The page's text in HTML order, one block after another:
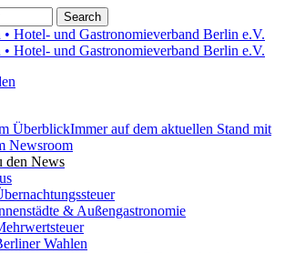
Search
ÜberblickImmer auf dem aktuellen Stand mit
Newsroom
den News
& Außengastronomie
Wahlen